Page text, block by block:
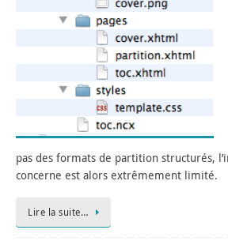
pas des formats de partition structurés,
concerne est alors extrêmement limité.
Lire la suite…